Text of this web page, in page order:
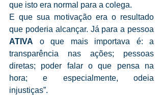
que isto era normal para a colega.
E que sua motivação era o resultado
ATIVA o que mais importava é: a
transparência nas ações; pessoas
diretas; poder falar o que pensa na
hora; e especialmente, odeia
injustiças”.